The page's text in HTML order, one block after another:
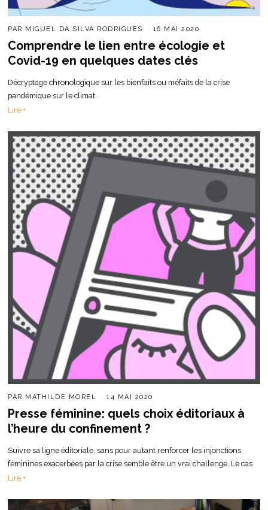
PAR MIGUEL DA SILVA RODRIGUES 16 MAI 2020
Comprendre le lien entre écologie et
Covid-19 en quelques dates clés
Décryptage chronologique sur les bienfaits ou méfaits de la crise
pandémique sur le climat.
Lire +
PAR MATHILDE MOREL 14 MAI 2020
Presse féminine: quels choix éditoriaux à
l’heure du confinement ?
Suivre sa ligne éditoriale, sans pour autant renforcer les injonctions
féminines exacerbées par la crise semble être un vrai challenge. Le cas
Lire +